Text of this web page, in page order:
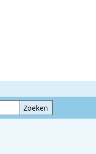
Zoeken